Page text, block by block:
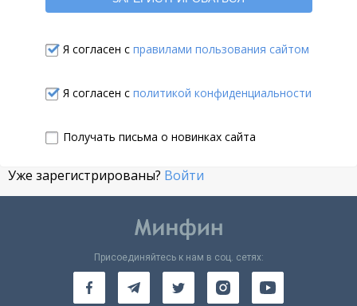
Я согласен с правилами пользования сайтом
Я согласен с политикой конфиденциальности
Получать письма о новинках сайта
Уже зарегистрированы? Войти
Присоединяйтесь к нам в соц. сетях: